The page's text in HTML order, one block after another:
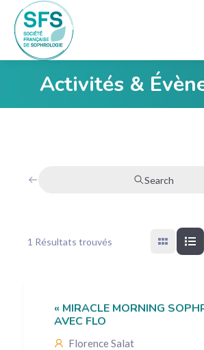
Activités &Vous êtes ici :
Search
1 Résultats trouvés
« MIRACLE MORNING
AVEC FLO
Florence Salat